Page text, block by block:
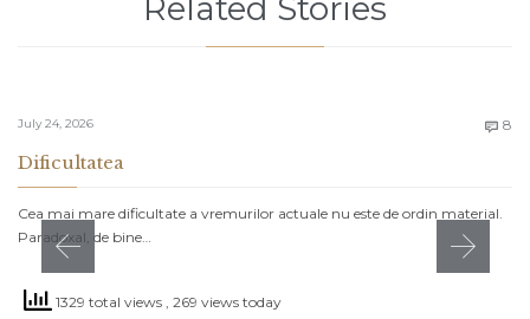
Related Stories
July 24, 2026  8
Dificultatea
Cea mai mare dificultate a vremurilor actuale nu este de ordin material.
Paradoxal, de bine…
1329 total views , 269 views today